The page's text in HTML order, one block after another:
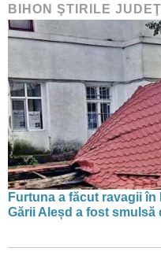
BIHON ŞTIRILE
Furtuna a făcut ravagii în
Gării Aleșd a fost smulsă